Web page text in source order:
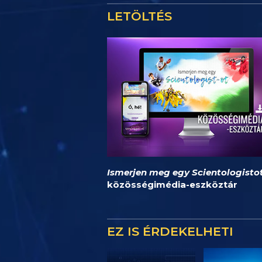
LETÖLTÉS
Ismerjen meg egy
közösségimédia-eszköztár
EZ IS ÉRDEKELHETI